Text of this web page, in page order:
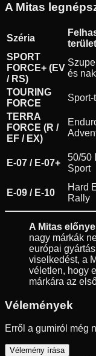
A Mitas
Széria
terület
SPORT
FORCE+ (EV
/ RS)
és
TOURING
FORCE
Sport-
TERRA
FORCE (R /
EF / EX)
E-07 / E-07+
50/50
Sport
E-09 / E-10
Hard
Rally
A Mitas
nagy márkák
európai
viselkedést, a
véletlen, hogy
márkára az
Vélemények
Erről a gumiról még
Vélemény írása